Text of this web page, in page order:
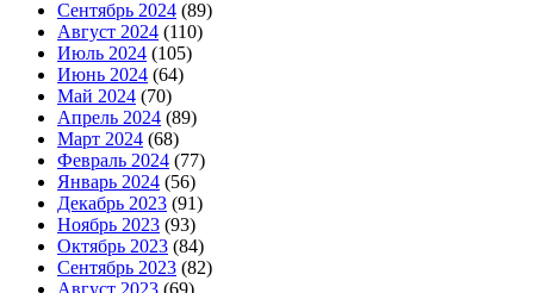
Сентябрь 2024 (89)
Август 2024 (110)
Июль 2024 (105)
Июнь 2024 (64)
Май 2024 (70)
Апрель 2024 (89)
Март 2024 (68)
Февраль 2024 (77)
Январь 2024 (56)
Декабрь 2023 (91)
Ноябрь 2023 (93)
Октябрь 2023 (84)
Сентябрь 2023 (82)